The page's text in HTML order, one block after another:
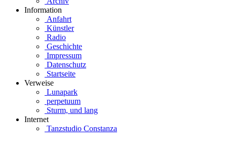
Information
Anfahrt
Künstler
Radio
Geschichte
Impressum
Datenschutz
Startseite
Verweise
Lunapark
perpetuum
Sturm, und lang
Internet
Tanzstudio Constanza